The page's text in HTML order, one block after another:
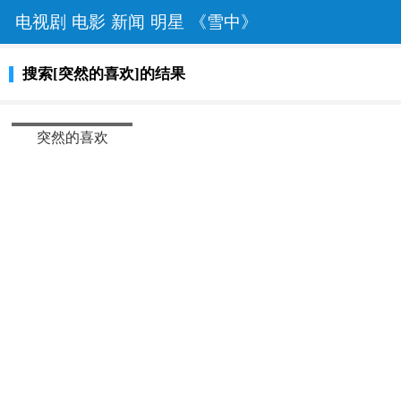
电视剧 电影 新闻 明星 《雪中》
搜索[突然的喜欢]的结果
突然的喜欢